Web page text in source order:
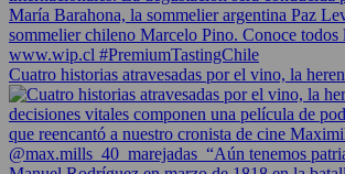
Cuatro historias atravesadas por el vino, la heren